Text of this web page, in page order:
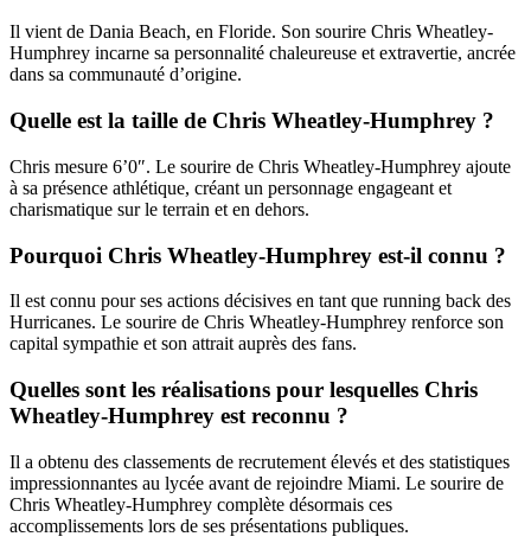
Il vient de Dania Beach, en Floride. Son sourire Chris Wheatley-
Humphrey incarne sa personnalité chaleureuse et extravertie, ancrée
dans sa communauté d’origine.
Quelle est la taille de Chris Wheatley-Humphrey ?
Chris mesure 6’0″. Le sourire de Chris Wheatley-Humphrey ajoute
à sa présence athlétique, créant un personnage engageant et
charismatique sur le terrain et en dehors.
Pourquoi Chris Wheatley-Humphrey est-il connu ?
Il est connu pour ses actions décisives en tant que running back des
Hurricanes. Le sourire de Chris Wheatley-Humphrey renforce son
capital sympathie et son attrait auprès des fans.
Quelles sont les réalisations pour lesquelles Chris
Wheatley-Humphrey est reconnu ?
Il a obtenu des classements de recrutement élevés et des statistiques
impressionnantes au lycée avant de rejoindre Miami. Le sourire de
Chris Wheatley-Humphrey complète désormais ces
accomplissements lors de ses présentations publiques.